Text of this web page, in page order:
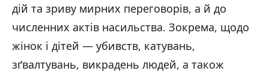
дій та зриву мирних переговорів, а й до
численних актів насильства. Зокрема, щодо
жінок і дітей — убивств, катувань,
зґвалтувань, викрадень людей, а також